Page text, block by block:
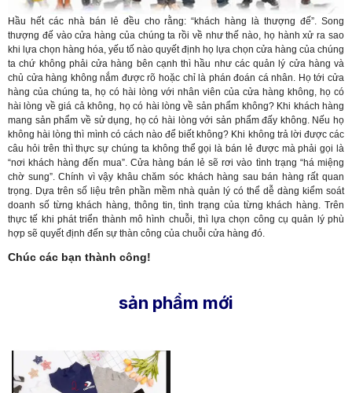
Hầu hết các nhà bán lẻ đều cho rằng: “khách hàng là thượng đế”. Song
thượng đế vào cửa hàng của chúng ta rồi về như thế nào, họ hành xử ra sao
khi lựa chọn hàng hóa, yếu tố nào quyết định họ lựa chọn cửa hàng của chúng
ta chứ không phải cửa hàng bên cạnh thì hầu như các quản lý cửa hàng và
chủ cửa hàng không nắm được rõ hoặc chỉ là phán đoán cá nhân. Họ tới cửa
hàng của chúng ta, họ có hài lòng với nhân viên của cửa hàng không, họ có
hài lòng về giá cả không, họ có hài lòng về sản phẩm không? Khi khách hàng
mang sản phẩm về sử dụng, họ có hài lòng với sản phẩm đấy không. Nếu họ
không hài lòng thì mình có cách nào để biết không? Khi không trả lời được các
câu hỏi trên thì thực sự chúng ta không thể gọi là bán lẻ được mà phải gọi là
“nơi khách hàng đến mua”. Cửa hàng bán lẻ sẽ rơi vào tình trạng “há miệng
chờ sung”. Chính vì vậy khâu chăm sóc khách hàng sau bán hàng rất quan
trọng. Dựa trên số liệu trên phần mềm nhà quản lý có thể dễ dàng kiểm soát
doanh số từng khách hàng, thông tin, tình trạng của từng khách hàng. Trên
thực tế khi phát triển thành mô hình chuỗi, thì lựa chọn công cụ quản lý phù
hợp sẽ quyết định đến sự thàn công của chuỗi cửa hàng đó.
Chúc các bạn thành công!
sản phẩm mới